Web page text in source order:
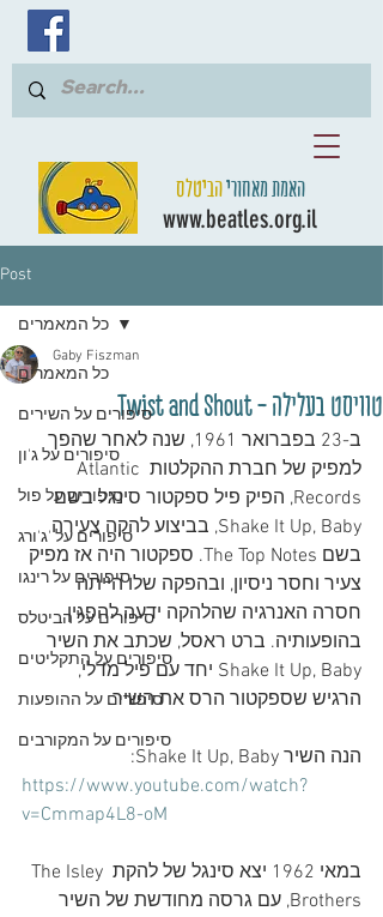
האמת מאחוריהביטלס
www.beatles.org.il
Post
כל המאמרים
סיפורים על השירים
סיפורים על ג'ון
סיפורים על פול
סיפורים על 'ג'ורג
סיפורים על רינגו
סיפורים על הביטלס
סיפורים על התקליטים
סיפורים על ההופעות
סיפורים על המקורבים
כל המאמרים
טוויסט בעלילה - Twist and Shout
Gaby Fiszman
ב-23 בפברואר 1961, שנה לאחר שהפך
למפיק של חברת ההקלטות Atlantic
Records, הפיק פיל ספקטור סינגל בשם
Shake It Up, Baby, בביצוע להקה צעירה
בשם The Top Notes. ספקטור היה אז מפיק
צעיר וחסר ניסיון, ובהפקה שלו הייתה
חסרה האנרגיה שהלהקה ידעה להפגין
בהופעותיה. ברט ראסל, שכתב את השיר
Shake It Up, Baby יחד עם פיל מדלי,
הרגיש שספקטור הרס את השיר.
הנה השיר Shake It Up, Baby:
https://www.youtube.com/watch?
v=Cmmap4L8-oM
במאי 1962 יצא סינגל של להקת The Isley
Brothers, עם גרסה מחודשת של השיר